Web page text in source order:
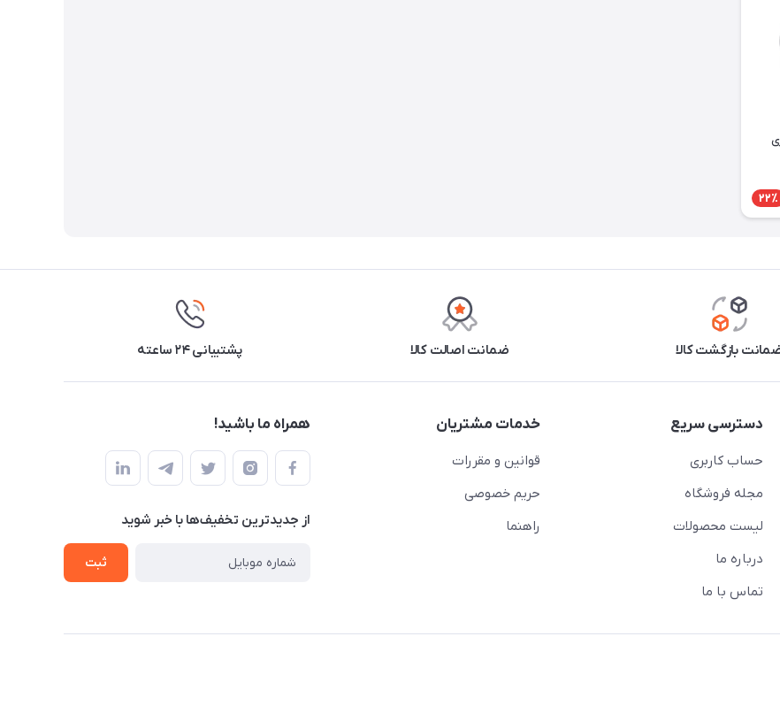
22٪
بازگشت کالا ضمانت اصالت کالا پشتیبانی ۲۴ ساعته
دسترسی سریع
حساب کاربری
مجله فروشگاه
لیست محصولات
درباره ما
تماس با ما
خدمات مشتریان
قوانین و مقررات
حریم خصوصی
راهنما
همراه ما باشید!
از جدید‌ترین تخفیف‌ها با‌ خبر شوید
ثبت